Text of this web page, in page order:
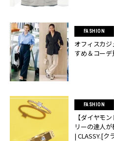
FASHION
オフィスカ
すめ＆コーデ
FASHION
【ダイヤモ
リーの達人
| CLASSY.[ク